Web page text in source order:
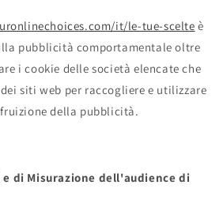
it/le-tue-scelte è
pubblicità comportamentale oltre
i cookie delle società elencate che
siti web per raccogliere e utilizzare
della pubblicità.
di Misurazione dell'audience di